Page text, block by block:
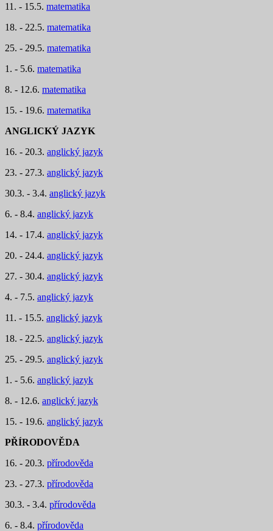
11. - 15.5. matematika
18. - 22.5. matematika
25. - 29.5. matematika
1. - 5.6. matematika
8. - 12.6. matematika
15. - 19.6. matematika
ANGLICKÝ JAZYK
16. - 20.3. anglický jazyk
23. - 27.3. anglický jazyk
30.3. - 3.4. anglický jazyk
6. - 8.4. anglický jazyk
14. - 17.4. anglický jazyk
20. - 24.4. anglický jazyk
27. - 30.4. anglický jazyk
4. - 7.5. anglický jazyk
11. - 15.5. anglický jazyk
18. - 22.5. anglický jazyk
25. - 29.5. anglický jazyk
1. - 5.6. anglický jazyk
8. - 12.6. anglický jazyk
15. - 19.6. anglický jazyk
PŘÍRODOVĚDA
16. - 20.3. přírodověda
23. - 27.3. přírodověda
30.3. - 3.4. přírodověda
6. - 8.4. přírodověda